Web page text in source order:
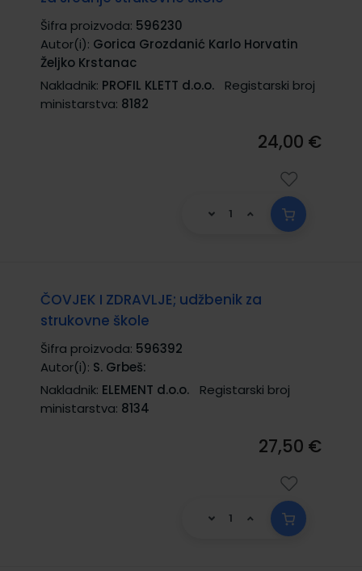
Šifra proizvoda: 596230
Autor(i): Gorica Grozdanić Karlo Horvatin
Željko Krstanac
Nakladnik: PROFIL KLETT d.o.o.
Registarski broj
ministarstva: 8182
24,00 €
ČOVJEK I ZDRAVLJE; udžbenik za
strukovne škole
Šifra proizvoda: 596392
Autor(i): S. Grbeš:
Nakladnik: ELEMENT d.o.o.
Registarski broj
ministarstva: 8134
27,50 €